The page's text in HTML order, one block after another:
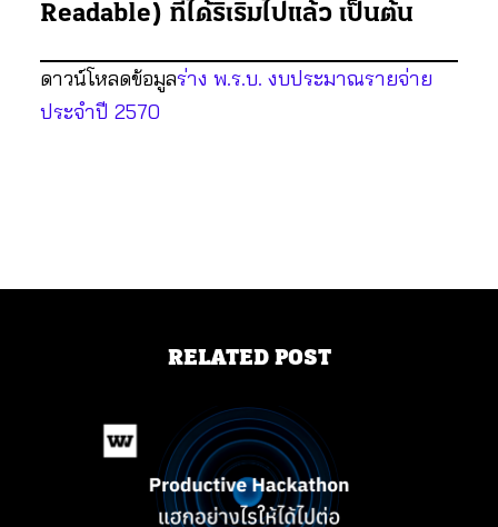
Readable) ที่ได้ริเริ่มไปแล้ว เป็นต้น
ดาวน์โหลดข้อมูลร่าง พ.ร.บ. งบประมาณรายจ่าย
ประจำปี 2570
RELATED POST